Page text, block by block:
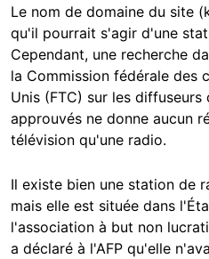
Le nom de domaine du site
qu'il pourrait s'agir d'une
Cependant, une recherche
la Commission fédérale des
Unis (FTC) sur les
approuvés ne donne aucun
télévision qu'une radio.
Il existe bien une station de
mais elle est située dans
l'association à but non
a déclaré à l'AFP qu'elle